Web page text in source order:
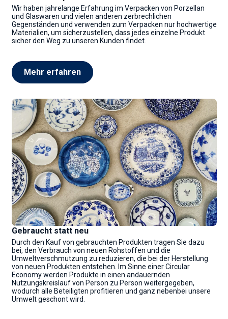
Wir haben jahrelange Erfahrung im Verpacken von Porzellan
und Glaswaren und vielen anderen zerbrechlichen
Gegenständen und verwenden zum Verpacken nur hochwertige
Materialien, um sicherzustellen, dass jedes einzelne Produkt
sicher den Weg zu unseren Kunden findet.
Mehr erfahren
Gebraucht statt neu
Durch den Kauf von gebrauchten Produkten tragen Sie dazu
bei, den Verbrauch von neuen Rohstoffen und die
Umweltverschmutzung zu reduzieren, die bei der Herstellung
von neuen Produkten entstehen. Im Sinne einer Circular
Economy werden Produkte in einen andauernden
Nutzungskreislauf von Person zu Person weitergegeben,
wodurch alle Beteiligten profitieren und ganz nebenbei unsere
Umwelt geschont wird.